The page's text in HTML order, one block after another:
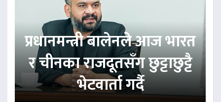
प्रधानमन्त्री बालेनले आज भारत
र चीनका राजदूतसँग छुट्टाछुट्टै
भेटवार्ता गर्दै